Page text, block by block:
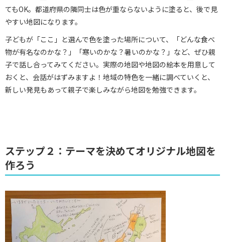
てもOK。都道府県の隣同士は色が重ならないように塗ると、後で見
やすい地図になります。
子どもが「ここ」と選んで色を塗った場所について、「どんな食べ
物が有名なのかな？」「寒いのかな？暑いのかな？」など、ぜひ親
子で話し合ってみてください。実際の地図や地図の絵本を用意して
おくと、会話がはずみますよ！地域の特色を一緒に調べていくと、
新しい発見もあって親子で楽しみながら地図を勉強できます。
ステップ２：テーマを決めてオリジナル地図を
作ろう